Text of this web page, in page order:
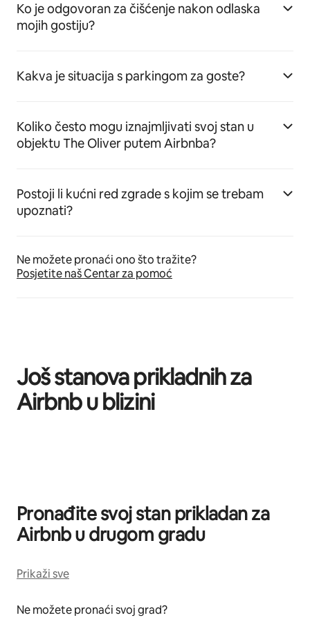
Ko je odgovoran za čišćenje nakon odlaska
mojih gostiju?
Kakva je situacija s parkingom za goste?
Koliko često mogu iznajmljivati svoj stan u
objektu The Oliver putem Airbnba?
Postoji li kućni red zgrade s kojim se trebam
upoznati?
Ne možete pronaći ono što tražite?
Posjetite naš Centar za pomoć
Još stanova prikladnih za
Airbnb u blizini
Pronađite svoj stan prikladan za
Airbnb u drugom gradu
Prikaži sve
Ne možete pronaći svoj grad?